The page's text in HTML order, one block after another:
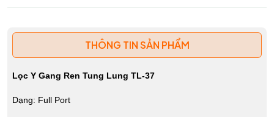
THÔNG TIN SẢN PHẨM
Lọc Y Gang Ren Tung Lung TL-37
Dạng: Full Port